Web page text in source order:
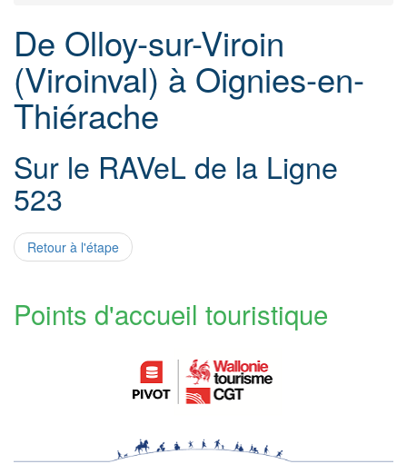
De Olloy-sur-Viroin
(Viroinval) à Oignies-en-
Thiérache
Sur le RAVeL de la Ligne
523
Retour à l'étape
Points d'accueil touristique